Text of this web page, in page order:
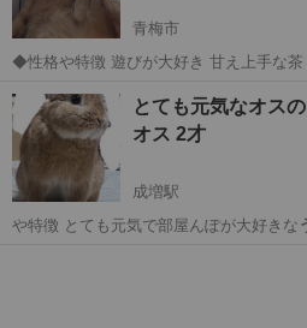
青梅市
◆性格や特徴 遊びが大好き 甘え上手な茶トラ男子 ◆健
まいの方を優先します。 →青梅市近隣の
断りする場合があり...
東京 青梅市 猫 有無
とても元気なオス
オス 2才
成増駅
や特徴 とても元気で部屋んぽが大好きな